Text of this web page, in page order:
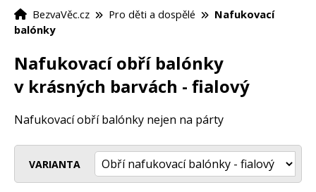
BezvaVěc.cz Pro děti a dospělé
Nafukovací
balónky
Nafukovací obří balónky
v krásných barvách - fialový
Nafukovací obří balónky nejen na párty
VARIANTA